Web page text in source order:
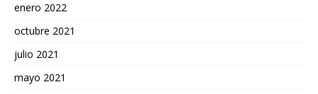
enero 2022
octubre 2021
julio 2021
mayo 2021